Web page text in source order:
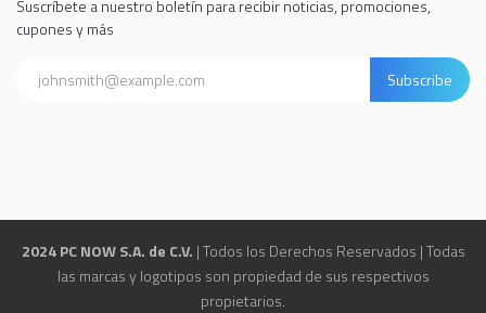
Suscríbete a nuestro boletín para recibir noticias, promociones,
cupones y más
Subscribe
2024 PC NOW S.A. de C.V. | Todos los Derechos Reservados | Todas
las marcas y logotipos son propiedad de sus respectivos
propietarios.